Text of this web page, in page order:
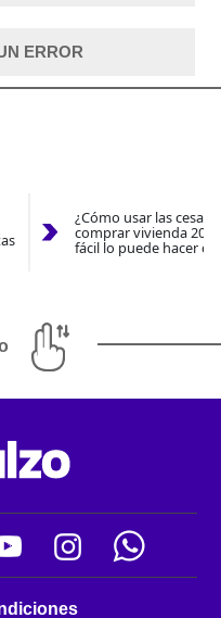
ERROR
¿Cómo usar las
comprar vivienda
fácil lo puede hacer